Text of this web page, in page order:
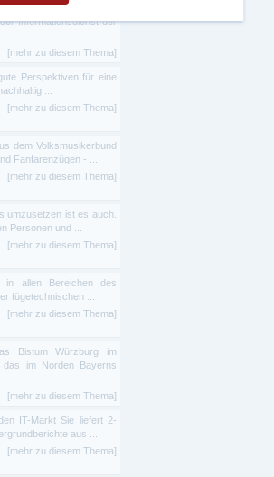
Informationsdienst der
[mehr zu diesem Thema]
Perspektiven für eine
...
[mehr zu diesem Thema]
dem Volksmusikerbund
Fanfarenzügen - ...
[mehr zu diesem Thema]
umzusetzen ist es auch.
Personen und ...
[mehr zu diesem Thema]
allen Bereichen des
fügetechnischen ...
[mehr zu diesem Thema]
Bistum Würzburg im
das im Norden Bayerns
[mehr zu diesem Thema]
IT-Markt Sie liefert 2-
aus ...
[mehr zu diesem Thema]